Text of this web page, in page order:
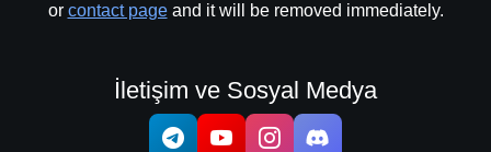
or contact pageand it will be removed immediately.
İletişim ve Sosyal Medya